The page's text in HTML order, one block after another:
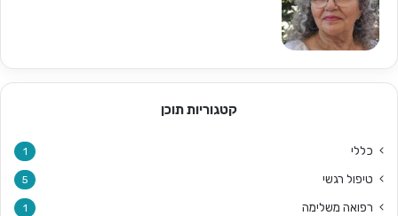
קטגוריות תוכן
כללי 1
טיפול רגשי 5
רפואה משלימה 1